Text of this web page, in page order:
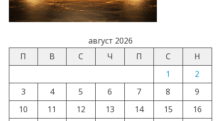
август 2026
П
В С Ч П С
Н
1
2
3
4 5 6 7 8
9
10
11 12 13 14 15
16